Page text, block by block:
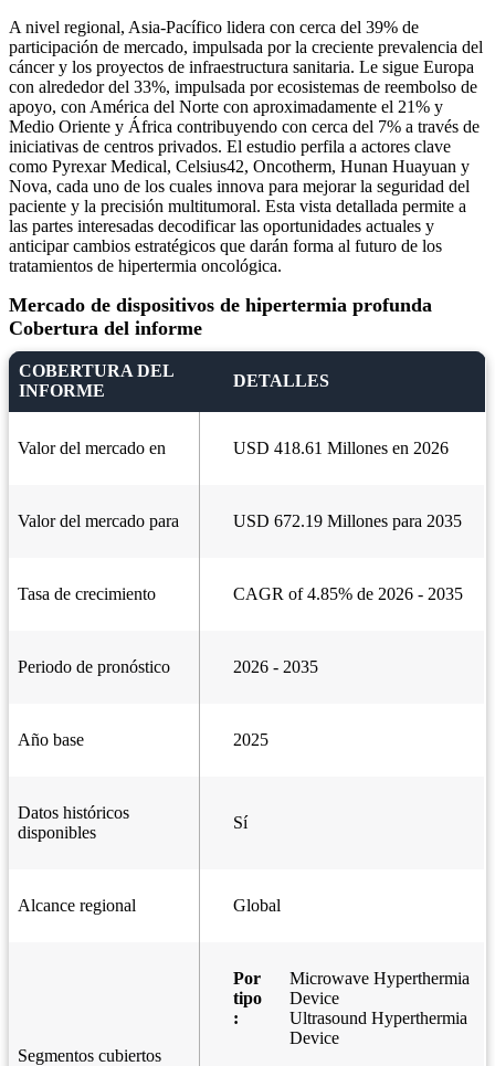
A nivel regional, Asia-Pacífico lidera con cerca del 39% de
participación de mercado, impulsada por la creciente prevalencia del
cáncer y los proyectos de infraestructura sanitaria. Le sigue Europa
con alrededor del 33%, impulsada por ecosistemas de reembolso de
apoyo, con América del Norte con aproximadamente el 21% y
Medio Oriente y África contribuyendo con cerca del 7% a través de
iniciativas de centros privados. El estudio perfila a actores clave
como Pyrexar Medical, Celsius42, Oncotherm, Hunan Huayuan y
Nova, cada uno de los cuales innova para mejorar la seguridad del
paciente y la precisión multitumoral. Esta vista detallada permite a
las partes interesadas decodificar las oportunidades actuales y
anticipar cambios estratégicos que darán forma al futuro de los
tratamientos de hipertermia oncológica.
Mercado de dispositivos de hipertermia profunda
Cobertura del informe
COBERTURA DEL
INFORME
DETALLES
Valor del mercado en USD 418.61 Millones en 2026
Valor del mercado para USD 672.19 Millones para 2035
Tasa de crecimiento CAGR of 4.85% de 2026 - 2035
Periodo de pronóstico 2026 - 2035
Año base 2025
Datos históricos
disponibles
Sí
Alcance regional Global
Segmentos cubiertos
Por
tipo
:
Microwave Hyperthermia
Device
Ultrasound Hyperthermia
Device